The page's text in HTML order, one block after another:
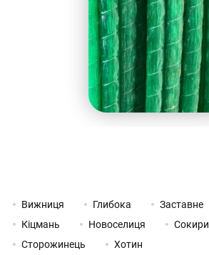
Вижниця Глибока Заставне
Кіцмань
Новоселиця
Сокири
Сторожинець
Хотин